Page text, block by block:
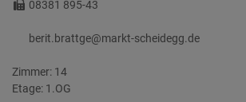
Fax:
08381 895-43
E-Mail:
berit.brattge@markt-scheidegg.de
Zimmer: 14
Etage: 1.OG